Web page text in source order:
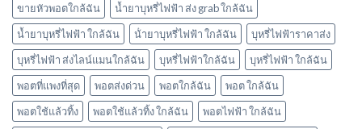
พอต
ใช้
แล้ว
ทิ้ง
marbo
ขายหัวพอตใกล้ฉัน
น้ำยาบุหรี่ไฟฟ้า ส่ง grab ใกล้ฉัน
น้ำยาบุหรี่ไฟฟ้า ใกล้ฉัน
น้ํายาบุหรี่ไฟฟ้า ใกล้ฉัน
บุหรี่ไฟฟ้าราคาส่ง
บุหรี่ไฟฟ้า ส่งไลน์แมนใกล้ฉัน
บุหรี่ไฟฟ้าใกล้ฉัน
บุหรี่ไฟฟ้า ใกล้ฉัน
พอตที่แพงที่สุด
พอตส่งด่วน พอตใกล้ฉัน
พอต ใกล้ฉัน
พอตใช้แล้วทิ้ง
พอตใช้แล้วทิ้ง ใกล้ฉัน
พอตไฟฟ้า ใกล้ฉัน